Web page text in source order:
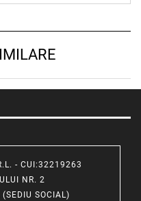
- CUI:32219263
NR. 2
(SEDIU SOCIAL)